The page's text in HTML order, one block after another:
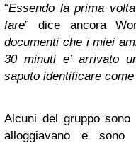
“Essendo la prima
fare” dice ancora
documenti che i miei
30 minuti e’ arrivato
saputo identificare
Alcuni del gruppo
alloggiavano e